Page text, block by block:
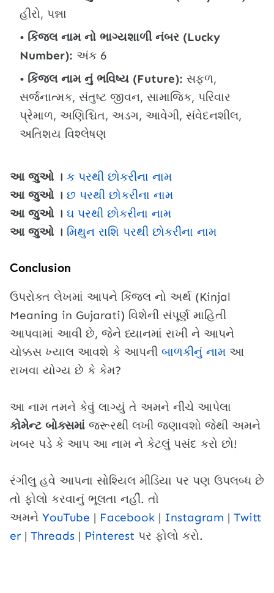
હીરો, પન્ના
કિંજલ નામ નો ભાગ્યશાળી નંબર (Lucky
Number): અંક 6
કિંજલ નામ નું ભવિષ્ય (Future): સફળ,
સર્જનાત્મક, સંતુષ્ટ જીવન, સામાજિક, પરિવાર
પ્રેમાળ, અણિશ્ચિત, અડગ, આવેગી, સંવેદનશીલ,
અતિશય વિશ્લેષણ
આ જુઓ । ક પરથી છોકરીના નામ
આ જુઓ । છ પરથી છોકરીના નામ
આ જુઓ । ઘ પરથી છોકરીના નામ
આ જુઓ । મિથુન રાશિ પરથી છોકરીના નામ
Conclusion
ઉપરોક્ત લેખમાં આપને કિંજલ નો અર્થ (Kinjal
Meaning in Gujarati) વિશેની સંપૂર્ણ માહિતી
આપવામાં આવી છે, જેને ધ્યાનમાં રાખી ને આપને
ચોક્કસ ખ્યાલ આવશે કે આપની બાળકીનું નામ આ
રાખવા યોગ્ય છે કે કેમ?
આ નામ તમને કેવું લાગ્યું તે અમને નીચે આપેલા
કોમેન્ટ બોક્સમાં જરૂરથી લખી જણાવશો જેથી અમને
ખબર પડે કે આપ આ નામ ને કેટલું પસંદ કરો છો!
રંગીલુ હવે આપના સોશ્યિલ મીડિયા પર પણ ઉપલબ્ધ છે
તો ફોલો કરવાનું ભૂલતા નહીં. તો
અમને YouTube | Facebook | Instagram | Twitt
er | Threads | Pinterest પર ફોલો કરો.